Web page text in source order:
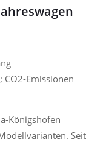
Emissionen
Königshofen
Seit